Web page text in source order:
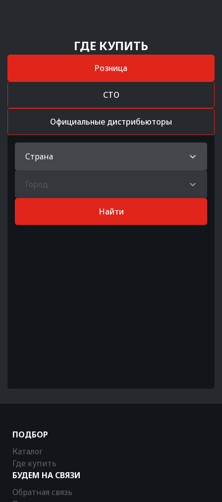
ГДЕ КУПИТЬ
Розница
СТО
Официальные дистрибьюторы
Страна
Город
Найти
ПОДБОР
Каталог
Где купить
БУДЕМ НА СВЯЗИ
Обратная связь